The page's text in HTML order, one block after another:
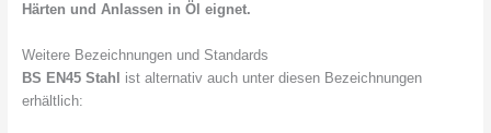
Härten und Anlassen in Öl eignet.
Weitere Bezeichnungen und Standards
BS EN45 Stahl
ist alternativ auch unter diesen Bezeichnungen
erhältlich: